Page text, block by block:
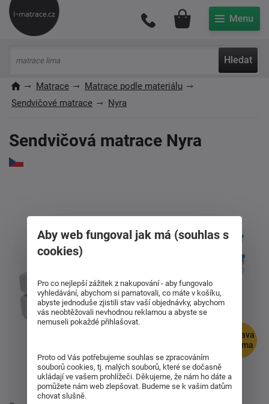
Hledat
Můj účet
Matrace
Matrace podle materiálu
Sendvičové matrace
Nyra
Sendvičová matrace Nyra
doprava
zdarma
Aby web fungoval jak má (souhlas s
cookies)
Pro co nejlepší zážitek z nakupování - aby fungovalo
vyhledávání, abychom si pamatovali, co máte v košíku,
abyste jednoduše zjistili stav vaší objednávky, abychom
vás neobtěžovali nevhodnou reklamou a abyste se
nemuseli pokaždé přihlašovat.
Proto od Vás potřebujeme souhlas se zpracováním
souborů cookies, tj. malých souborů, které se dočasně
ukládají ve vašem prohlížeči. Děkujeme, že nám ho dáte a
pomůžete nám web zlepšovat. Budeme se k vašim datům
chovat slušně.